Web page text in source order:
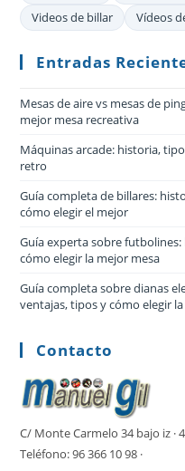
Videos de billar
Vídeos
Entradas
Mesas de aire vs mesas de
mejor mesa recreativa
Máquinas arcade: historia,
retro
Guía completa de billares:
cómo elegir el mejor
Guía experta sobre
cómo elegir la mejor mesa
Guía completa sobre dianas
ventajas, tipos y cómo elegir
Contacto
C/ Monte Carmelo 34 bajo iz ·
Teléfono: 96 366 10 98 ·